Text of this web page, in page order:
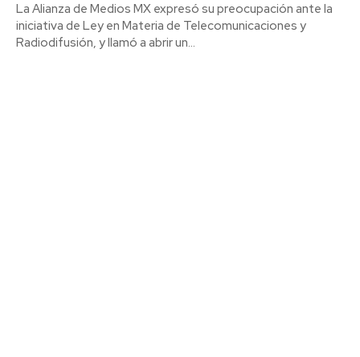
La Alianza de Medios MX expresó su preocupación ante la
iniciativa de Ley en Materia de Telecomunicaciones y
Radiodifusión, y llamó a abrir un...